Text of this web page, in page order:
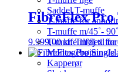
Saddel T-muffe
T-muffe for
T-muffe m/45˚-
T-muffe m/flex for
Montagebøjning/
Kapperør
FibreFlex Pro
9.999,00kr. Tilføj til